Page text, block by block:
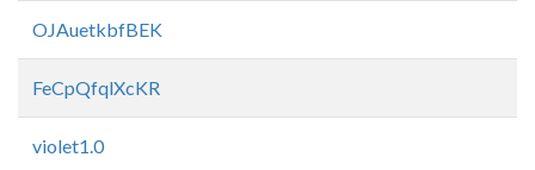
OJAuetkbfBEK
FeCpQfqlXcKR
violet1.0